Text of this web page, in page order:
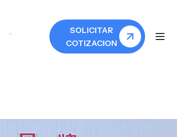
SOLICITAR
COTIZACION